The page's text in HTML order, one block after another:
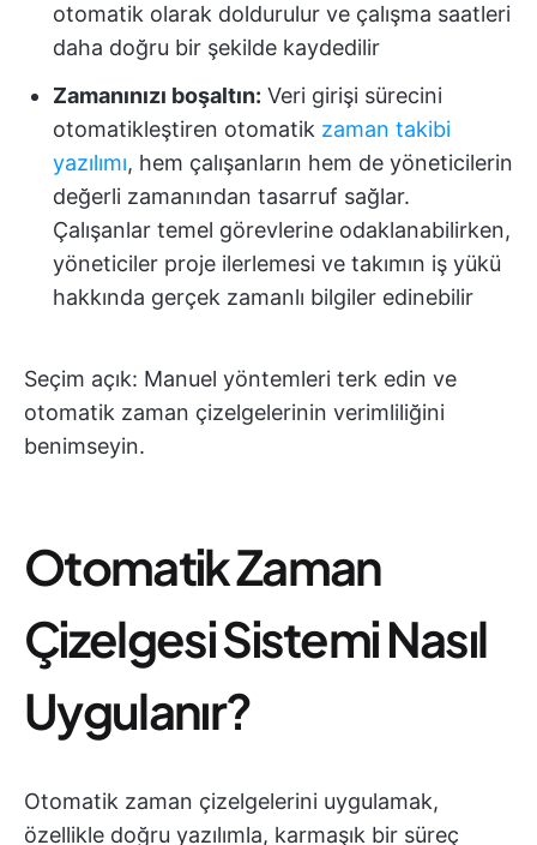
otomatik olarak doldurulur ve çalışma saatleri
daha doğru bir şekilde kaydedilir
Zamanınızı boşaltın: Veri girişi sürecini
otomatikleştiren otomatik zaman takibi
yazılımı, hem çalışanların hem de yöneticilerin
değerli zamanından tasarruf sağlar.
Çalışanlar temel görevlerine odaklanabilirken,
yöneticiler proje ilerlemesi ve takımın iş yükü
hakkında gerçek zamanlı bilgiler edinebilir
Seçim açık: Manuel yöntemleri terk edin ve
otomatik zaman çizelgelerinin verimliliğini
benimseyin.
Otomatik Zaman
Çizelgesi Sistemi Nasıl
Uygulanır?
Otomatik zaman çizelgelerini uygulamak,
özellikle doğru yazılımla, karmaşık bir süreç